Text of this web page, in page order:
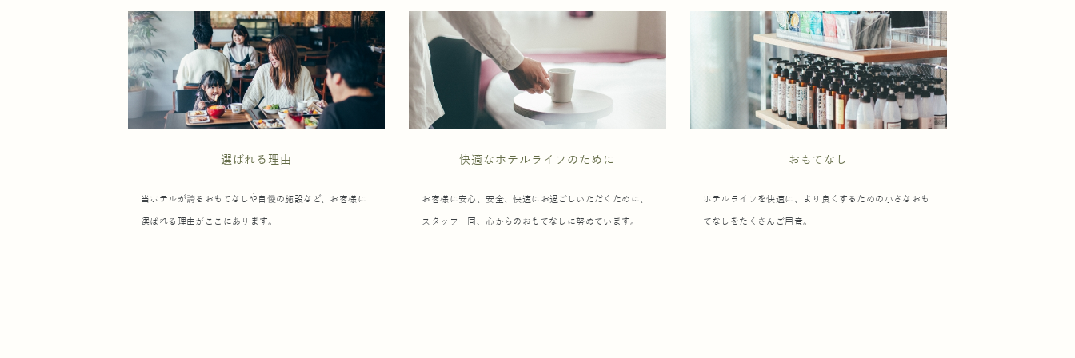
選ばれる理由
当ホテルが誇るおもてなしや自慢の施設など、お客様に
選ばれる理由がここにあります。
快適なホテルライフのために
お客様に安心、安全、快適にお過ごしいただくために、
スタッフ一同、心からのおもてなしに努めています。
おもてなし
ホテルライフを快適に、より良くするための小さなおも
てなしをたくさんご用意。